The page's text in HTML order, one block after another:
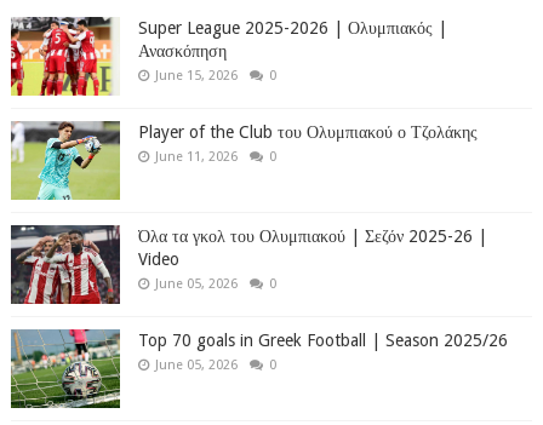
Super League 2025-2026 | Ολυμπιακός |
Ανασκόπηση
June 15, 2026 0
Player of the Club του Ολυμπιακού ο Τζολάκης
June 11, 2026 0
Όλα τα γκολ του Ολυμπιακού | Σεζόν 2025-26 |
Video
June 05, 2026 0
Top 70 goals in Greek Football | Season 2025/26
June 05, 2026 0